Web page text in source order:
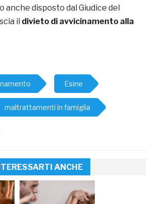
anche disposto dal Giudice del
il divieto di avvicinamento alla
Esine
maltrattamenti in famiglia
ANCHE